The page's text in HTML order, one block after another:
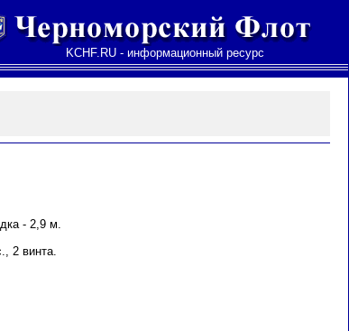
KCHF.RU - информационный ресурс
- 2,9 м.
2 винта.